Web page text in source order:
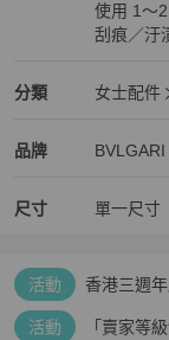
歡迎安心購買使用 1～
刮痕／汙
分類
BVLGARI 女士配件分
女士配件
品牌
BVLGARI 精品女士配
BVLGARI
BVLGARI 推薦清單
尺寸 單一尺寸
活動
香港三週
活動 「賣家等